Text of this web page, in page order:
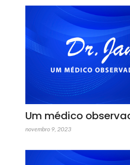
Um médico
novembro 9, 2023